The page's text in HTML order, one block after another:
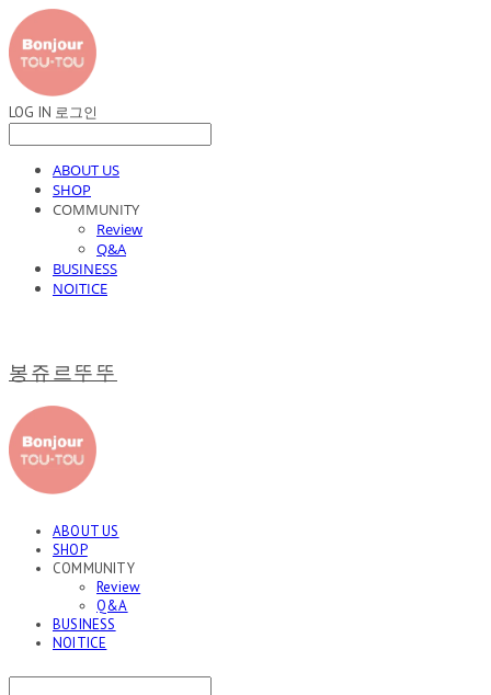
LOG IN 로그인
ABOUT US
SHOP
COMMUNITY
Review
Q&A
BUSINESS
NOITICE
봉쥬르뚜뚜
ABOUT US
SHOP
COMMUNITY
Review
Q&A
BUSINESS
NOITICE